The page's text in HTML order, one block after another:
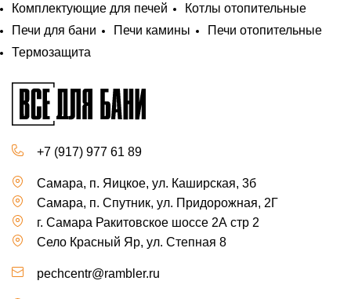
Комплектующие для печей
Котлы отопительные
Печи для бани
Печи камины
Печи отопительные
Термозащита
+7 (917) 977 61 89
Самара, п. Яицкое, ул. Каширская, 3б
Самара, п. Спутник, ул. Придорожная, 2Г
г. Самара Ракитовское шоссе 2А стр 2
Село Красный Яр, ул. Степная 8
pechcentr@rambler.ru